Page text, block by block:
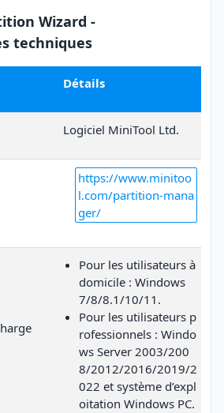
Wizard -
techniques
Détails
Logiciel MiniTool Ltd.
https://www.minitoo
l.com/partition-mana
ger/
Pour les utilisateurs à
domicile : Windows
7/8/8.1/10/11.
Pour les utilisateurs p
rofessionnels : Windo
ws Server 2003/200
8/2012/2016/2019/2
022 et système d’expl
oitation Windows PC.